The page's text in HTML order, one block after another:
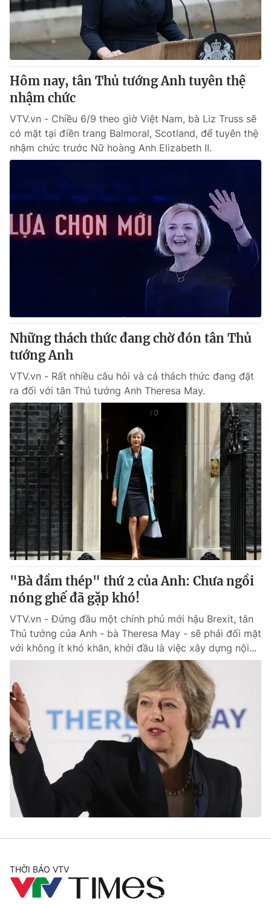
Sản phẩm
Thị trường
Tư vấn
Lịch phát sóng
Chuyên mục khác
Emagazine
Photo Infographic
VTV Thể thao
VTV Sức khoẻ Bất động sản
Tấm lòng Việt
VTV4 Vươn mình bằng AI
VTV9 VTV8
Liên hệ tòa soạn English
THỜI BÁO VTV
Theo dõi báo trên
Cơ quan chủ quản:
Đài Truyền hình Việt Nam
Cơ quan báo chí:Thời báo VTV
Giấy phép hoạt động báo in và báo điện tử số 483/GP-BTTTT
cấp ngày 29/12/2023
Tổng Biên tập: Vũ Thanh Thủy
Phó Tổng Biên tập:Nguyễn Thị Mỹ Hạnh, Phạm Quốc Thắng,
Nguyễn Trọng Ninh
Tổng đài VTV: 024.38 355 931 - 024.38 355 932
024.66 897 897
Email:
Liên hệ quảng cáo:
024-7300.7108
® Cấm sao chép dưới mọi hình thức nếu không có sự chấp
thuận bằng văn bản. Ghi rõ nguồn VTV.vn khi phát hành lại
thông tin từ website này.
Hôm nay, tân Thủ tướng Anh tuyên thệ
nhậm chức
VTV.vn - Chiều 6/9 theo giờ Việt Nam, bà Liz Truss sẽ
có mặt tại điền trang Balmoral, Scotland, để tuyên thệ
nhậm chức trước Nữ hoàng Anh Elizabeth II.
Những thách thức đang chờ đón tân Thủ
tướng Anh
VTV.vn - Rất nhiều câu hỏi và cả thách thức đang đặt
ra đối với tân Thủ tướng Anh Theresa May.
"Bà đầm thép" thứ 2 của Anh: Chưa ngồi
nóng ghế đã gặp khó!
VTV.vn - Đứng đầu một chính phủ mới hậu Brexit, tân
Thủ tướng của Anh - bà Theresa May - sẽ phải đối mặt
với không ít khó khăn, khởi đầu là việc xây dựng nội...
THỜI BÁO VTV